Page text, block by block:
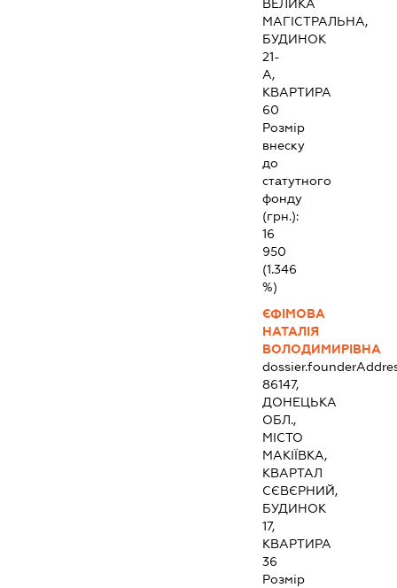
ВЕЛИКА
МАГІСТРАЛЬНА,
БУДИНОК
21-
А,
КВАРТИРА
60
Розмір
внеску
до
статутного
фонду
(грн.):
16
950
(1.346
%)
ЄФІМОВА
НАТАЛІЯ
ВОЛОДИМИРІВНА
86147,
ДОНЕЦЬКА
ОБЛ.,
МІСТО
МАКІЇВКА,
КВАРТАЛ
СЄВЄРНИЙ,
БУДИНОК
17,
КВАРТИРА
36
Розмір